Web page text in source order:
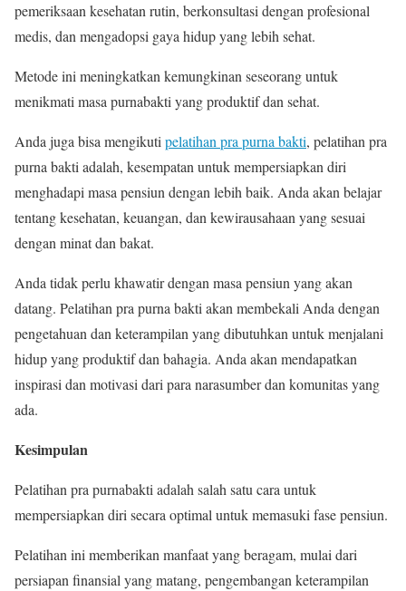
pemeriksaan kesehatan rutin, berkonsultasi dengan profesional
medis, dan mengadopsi gaya hidup yang lebih sehat.
Metode ini meningkatkan kemungkinan seseorang untuk
menikmati masa purnabakti yang produktif dan sehat.
Anda juga bisa mengikutipelatihan pra purna bakti, pelatihan pra
purna bakti adalah, kesempatan untuk mempersiapkan diri
menghadapi masa pensiun dengan lebih baik. Anda akan belajar
tentang kesehatan, keuangan, dan kewirausahaan yang sesuai
dengan minat dan bakat.
Anda tidak perlu khawatir dengan masa pensiun yang akan
datang. Pelatihan pra purna bakti akan membekali Anda dengan
pengetahuan dan keterampilan yang dibutuhkan untuk menjalani
hidup yang produktif dan bahagia. Anda akan mendapatkan
inspirasi dan motivasi dari para narasumber dan komunitas yang
ada.
Kesimpulan
Pelatihan pra purnabakti adalah salah satu cara untuk
mempersiapkan diri secara optimal untuk memasuki fase pensiun.
Pelatihan ini memberikan manfaat yang beragam, mulai dari
persiapan finansial yang matang, pengembangan keterampilan